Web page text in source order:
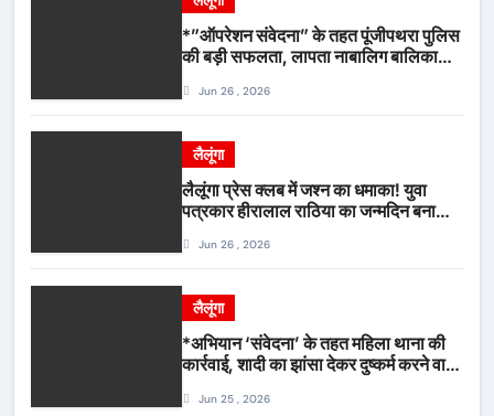
*”ऑपरेशन संवेदना” के तहत पूंजीपथरा पुलिस
की बड़ी सफलता, लापता नाबालिग बालिका
गिरफ्तार*
Jun 26 , 2026
लैलूंगा
लैलूंगा प्रेस क्लब में जश्न का धमाका! युवा
पत्रकार हीरालाल राठिया का जन्मदिन बना
स्वरJun 26 , 2026
लैलूंगा
*अभियान ‘संवेदना’ के तहत महिला थाना की
कार्रवाई, शादी का झांसा देकर दुष्कर्म करने वाला
Jun 25 , 2026